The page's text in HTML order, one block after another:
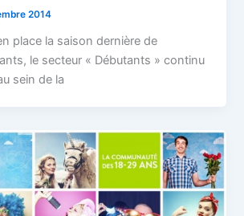
2014
place la saison dernière de
le secteur « Débutants » continu
sein de la